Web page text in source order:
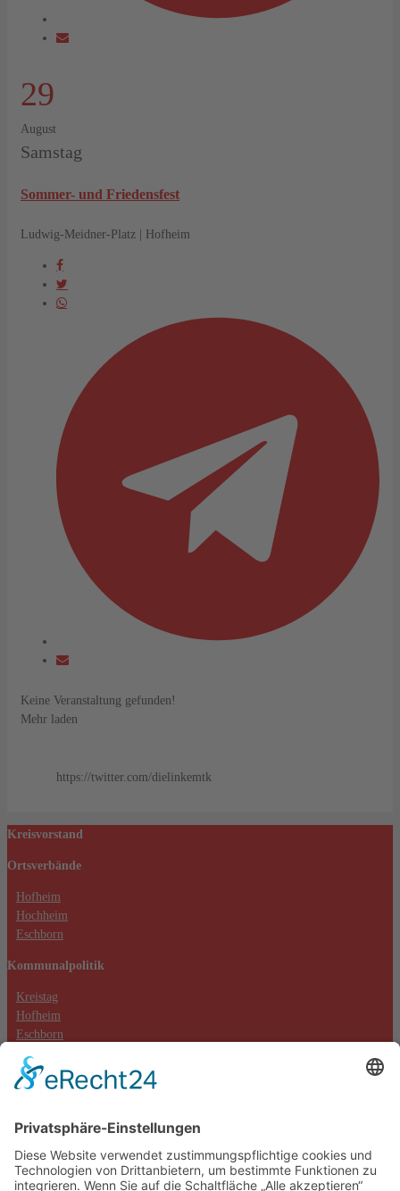
29
August
Samstag
Sommer- und Friedensfest
Ludwig-Meidner-Platz | Hofheim
Keine Veranstaltung gefunden!
Mehr laden
https://twitter.com/dielinkemtk
Kreisvorstand
Ortsverbände
Hofheim
Hochheim
Eschborn
Kommunalpolitik
Kreistag
Hofheim
Eschborn
Hochheim (Massenheim)
Kontakt
Impressum
Cookie-Einstellungen
Aktuelles